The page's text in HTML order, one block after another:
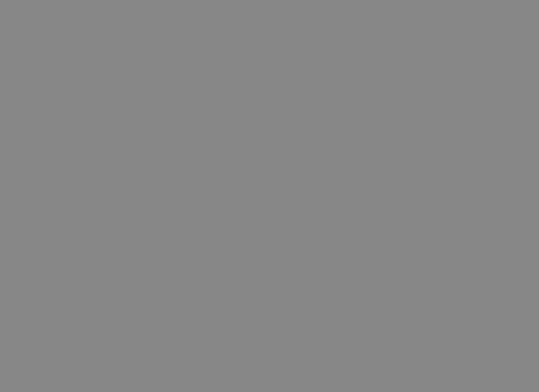
qualsiasi
l'utilizzo
la versione
supporta
domini.